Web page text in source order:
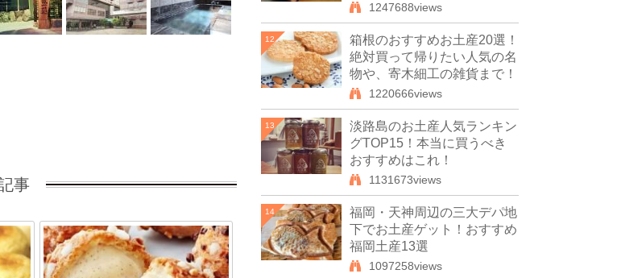
事
1247688views
12
箱根のおすすめお土産20選！
絶対買って帰りたい人気の名
物や、寄木細工の雑貨まで！
1220666views
13
淡路島のお土産人気ランキン
グTOP15！本当に買うべき
おすすめはこれ！
1131673views
14
福岡・天神周辺の三大デパ地
下でお土産ゲット！おすすめ
福岡土産13選
1097258views